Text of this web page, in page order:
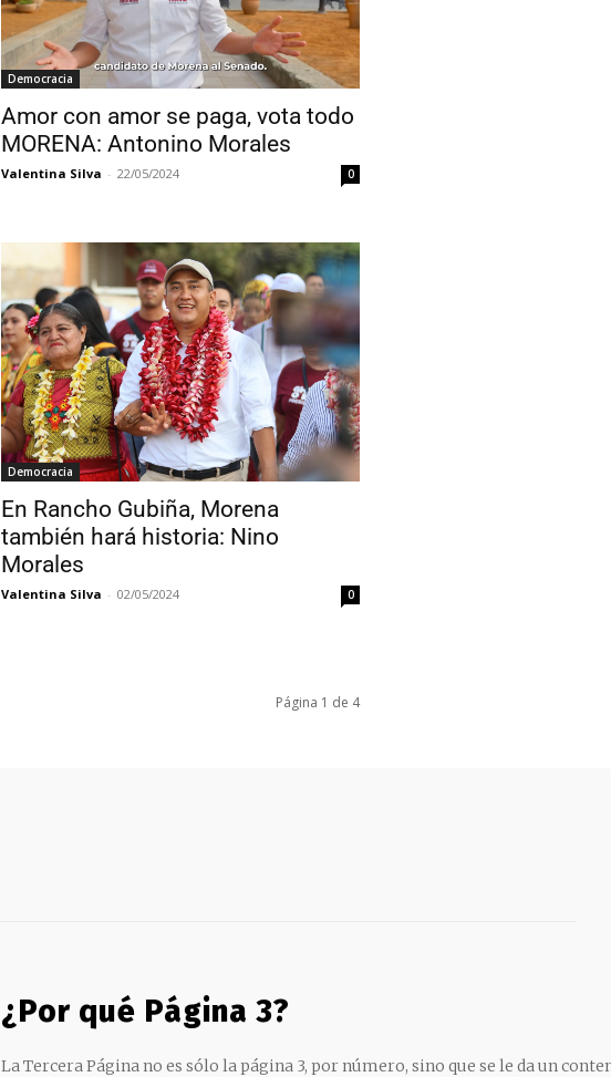
Democracia
Amor con amor se paga, vota todo
MORENA: Antonino Morales
Valentina Silva - 22/05/2024 0
Democracia
En Rancho Gubiña, Morena
también hará historia: Nino
Morales
Valentina Silva - 02/05/2024 0
Página 1 de 4
¿Por qué Página 3?
La Tercera Página no es sólo la página 3, por número, sino que se le da un